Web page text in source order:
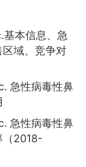
本信息、急
域、竞争对
急性病毒性鼻
急性病毒性鼻
（2018-